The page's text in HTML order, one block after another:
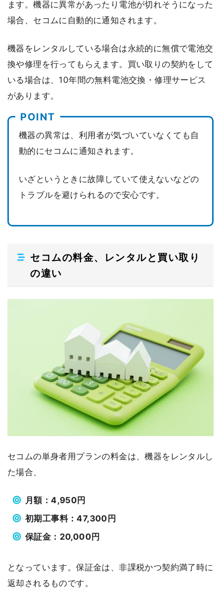
ます。機器に異常があったり電池が切れそうになった
場合、セコムに自動的に通知されます。
機器をレンタルしている場合は永続的に無償で電池交
換や修理を行ってもらえます。買い取りの契約をして
いる場合は、10年間の無料電池交換・修理サービス
があります。
機器の異常は、利用者が気づいていなくても自
動的にセコムに通知されます。
いざというときに故障していて使えないなどの
トラブルを避けられるので安心です。
セコムの料金、レンタルと買い取り
の違い
セコムの単身者用プランの料金は、機器をレンタルし
た場合、
月額：4,950円
初期工事料：47,300円
保証金：20,000円
となっています。保証金は、非課税かつ契約満了時に
返却されるものです。